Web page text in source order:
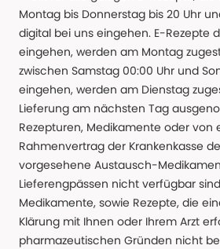
Montag bis Donnerstag bis 20 Uhr
digital bei uns eingehen. E-Rezepte
eingehen, werden am Montag
zwischen Samstag 00:00 Uhr und
eingehen, werden am Dienstag
Lieferung am nächsten Tag
Rezepturen, Medikamente oder von
Rahmenvertrag der Krankenkasse
vorgesehene Austausch-
Lieferengpässen nicht verfügbar
Medikamente, sowie Rezepte, die
Klärung mit Ihnen oder Ihrem Arzt
pharmazeutischen Gründen nicht